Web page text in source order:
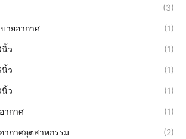
(3)
ายอากาศ (1)
ว (1)
ว (1)
ว (1)
ากาศ (1)
กาศอุตสาหกรรม (2)